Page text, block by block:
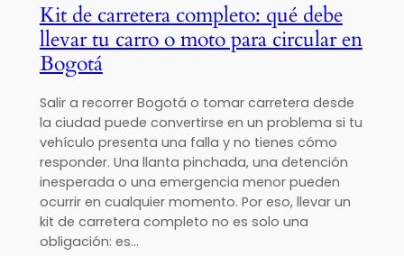
Kit de carretera completo: qué debe
llevar tu carro o moto para circular en
Bogotá
Salir a recorrer Bogotá o tomar carretera desde
la ciudad puede convertirse en un problema si tu
vehículo presenta una falla y no tienes cómo
responder. Una llanta pinchada, una detención
inesperada o una emergencia menor pueden
ocurrir en cualquier momento. Por eso, llevar un
kit de carretera completo no es solo una
obligación: es…